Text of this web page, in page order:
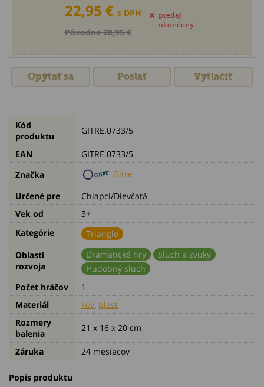
22,95 € s DPH
Pôvodne 28,95 €
predaj
ukončený
Opýtať sa Poslať Vytlačiť
Kód
produktu
GITRE.0733/5
EAN
GITRE.0733/5
Značka
Gitre
Určené pre
Chlapci/Dievčatá
Vek od
3+
Kategórie
Triangle
Oblasti
rozvoja
Dramatické hry
Sluch a zvuky
Hudobný sluch
Počet hráčov
1
Materiál
kov, plast
Rozmery
balenia
21 x 16 x 20 cm
Záruka 24 mesiacov
Popis produktu